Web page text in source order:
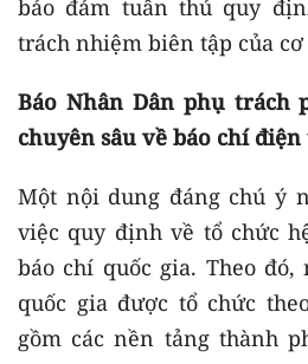
bảo đảm tuân thủ quy
trách nhiệm biên tập của
Báo Nhân Dân phụ trách
chuyên sâu về báo chí
Một nội dung đáng chú ý
việc quy định về tổ chức
báo chí quốc gia. Theo
quốc gia được tổ chức
gồm các nền tảng thành